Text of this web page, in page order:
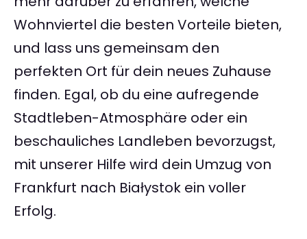
Wohnviertel die besten Vorteile bieten,
und lass uns gemeinsam den
perfekten Ort für dein neues Zuhause
finden. Egal, ob du eine aufregende
Stadtleben-Atmosphäre oder ein
beschauliches Landleben bevorzugst,
mit unserer Hilfe wird dein Umzug von
Frankfurt nach Białystok ein voller
Erfolg.